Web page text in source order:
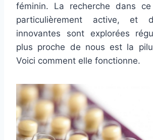
féminin. La recherche dans
particulièrement active, et
innovantes sont explorées
plus proche de nous est la
Voici comment elle fonctionne.